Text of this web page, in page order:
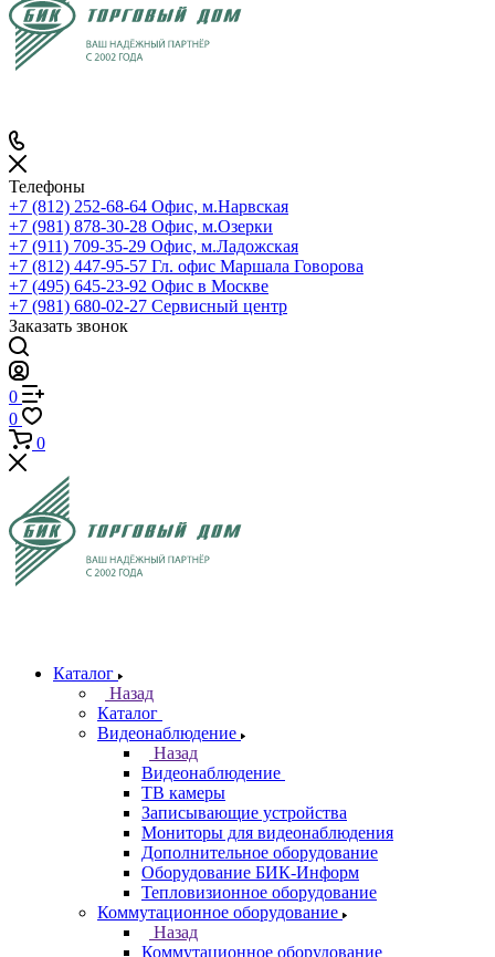
Телефоны
+7 (812) 252-68-64 Офис, м.Нарвская
+7 (981) 878-30-28 Офис, м.Озерки
+7 (911) 709-35-29 Офис, м.Ладожская
+7 (812) 447-95-57 Гл. офис Маршала Говорова
+7 (495) 645-23-92 Офис в Москве
+7 (981) 680-02-27 Сервисный центр
Заказать звонок
0
0
0
Каталог
Назад
Каталог
Видеонаблюдение
Назад
Видеонаблюдение
ТВ камеры
Записывающие устройства
Мониторы для видеонаблюдения
Дополнительное оборудование
Оборудование БИК-Информ
Тепловизионное оборудование
Коммутационное оборудование
Назад
Коммутационное оборудование